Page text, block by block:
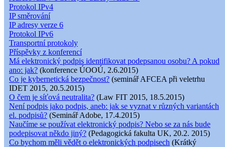
Protokol IPv4
IP směrování
IP adresy verze 6
Protokol IPv6
Transportní protokoly
Příspěvky z konferencí
Má elektronický podpis identifikovat podepsanou osobu? A pokud
ano: jak? (konference ÚOOÚ, 2.6.2015)
Co je kybernetická bezpečnost? (seminář AFCEA při veletrhu
IDET 2015, 20.5.2015)
O čem je síťová neutralita? (Law FIT 2015, 18.5.2015)
Není podpis jako podpis, aneb: jak se vyznat v různých variantách
el. podpisů? (Seminář Adobe, 17.4.2015)
Naučíme se používat elektronický podpis? Nebo se za nás bude
podepisovat někdo jiný? (Pedagogická fakulta UK, 20.2. 2015)
Co bychom měli vědět o elektronických podpisech (Krátký